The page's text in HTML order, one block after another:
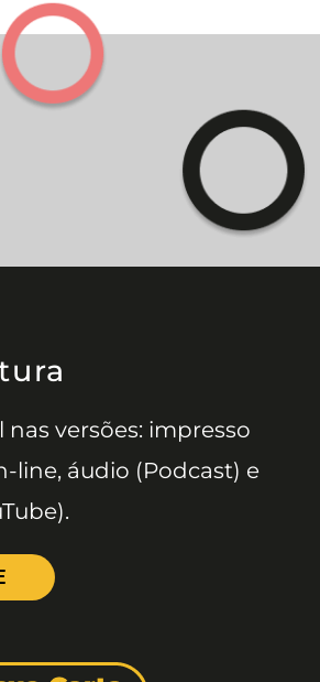
nas versões: impresso
line, áudio (Podcast) e